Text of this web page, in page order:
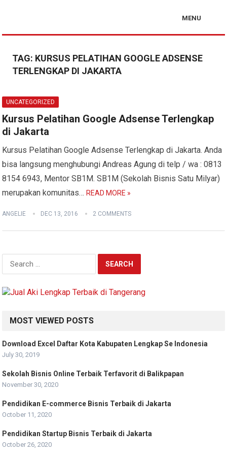
MENU
TAG: KURSUS PELATIHAN GOOGLE ADSENSE
TERLENGKAP DI JAKARTA
UNCATEGORIZED
Kursus Pelatihan Google Adsense Terlengkap
di Jakarta
Kursus Pelatihan Google Adsense Terlengkap di Jakarta. Anda
bisa langsung menghubungi Andreas Agung di telp / wa : 0813
8154 6943, Mentor SB1M. SB1M (Sekolah Bisnis Satu Milyar)
merupakan komunitas…READ MORE »
ANGELIE DEC 13, 2016 2 COMMENTS
Search
for:
MOST VIEWED POSTS
Download Excel Daftar Kota Kabupaten Lengkap Se Indonesia
July 30, 2019
Sekolah Bisnis Online Terbaik Terfavorit di Balikpapan
November 30, 2020
Pendidikan E-commerce Bisnis Terbaik di Jakarta
October 11, 2020
Pendidikan Startup Bisnis Terbaik di Jakarta
October 26, 2020